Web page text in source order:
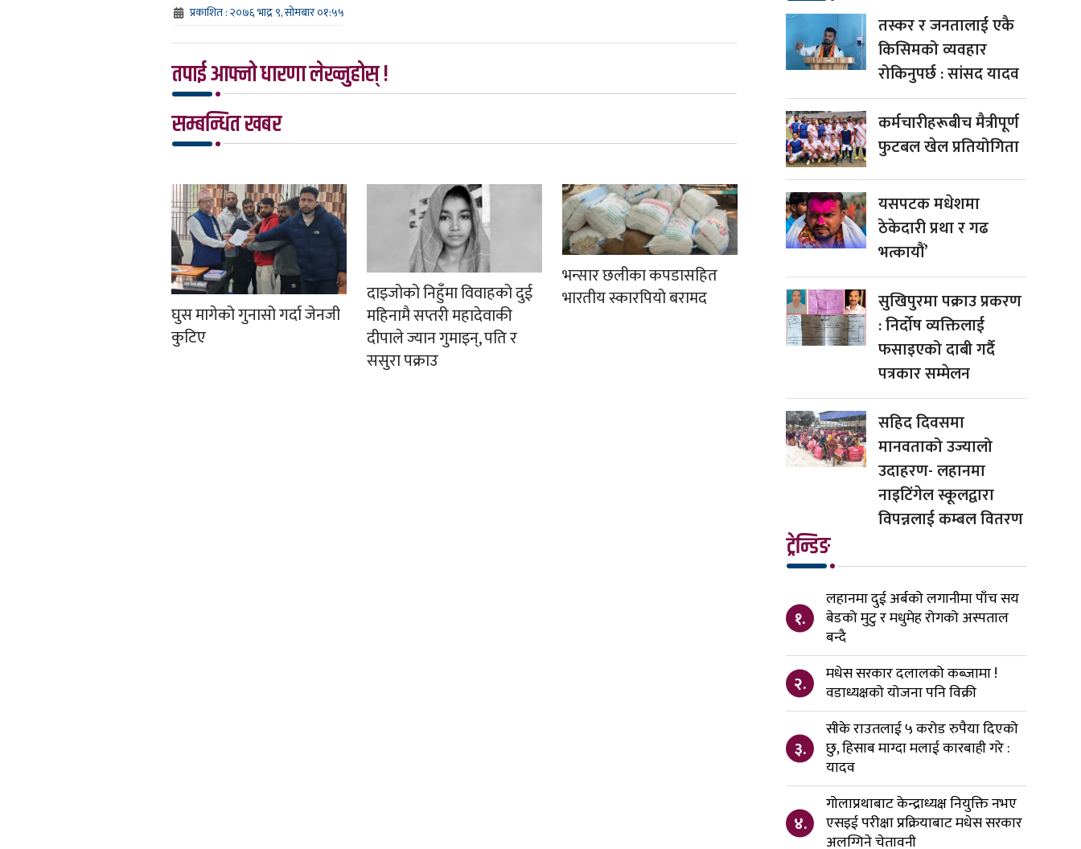
प्रकाशित : २०७६ भाद्र ९, सोमबार ०१:५५
तपाई आफ्नो धारणा लेख्नुहोस् !
सम्बन्धित खबर
घुस मागेको गुनासो गर्दा जेनजी
कुटिए
दाइजोको निहुँमा विवाहको दुई
महिनामै सप्तरी महादेवाकी
दीपाले ज्यान गुमाइन्, पति र
ससुरा पक्राउ
भन्सार छलीका कपडासहित
भारतीय स्कारपियो बरामद
तस्कर र जनतालाई एकै
किसिमको व्यवहार
रोकिनुपर्छ : सांसद यादव
कर्मचारीहरूबीच मैत्रीपूर्ण
फुटबल खेल प्रतियोगिता
यसपटक मधेशमा
ठेकेदारी प्रथा र गढ
भत्कायौं’
सुखिपुरमा पक्राउ प्रकरण
: निर्दोष व्यक्तिलाई
फसाइएको दाबी गर्दै
पत्रकार सम्मेलन
सहिद दिवसमा
मानवताको उज्यालो
उदाहरण- लहानमा
नाइटिंगेल स्कूलद्वारा
विपन्नलाई कम्बल वितरण
ट्रेन्डिङ
१.
लहानमा दुई अर्बको लगानीमा पाँच सय
बेडको मुटु र मधुमेह रोगको अस्पताल
बन्दै
२.
मधेस सरकार दलालको कब्जामा !
वडाध्यक्षको योजना पनि विक्री
३.
सीके राउतलाई ५ करोड रुपैया दिएको
छु, हिसाब माग्दा मलाई कारबाही गरे :
यादव
४.
गोलाप्रथाबाट केन्द्राध्यक्ष नियुक्ति नभए
एसइई परीक्षा प्रक्रियाबाट मधेस सरकार
अलग्गिने चेतावनी